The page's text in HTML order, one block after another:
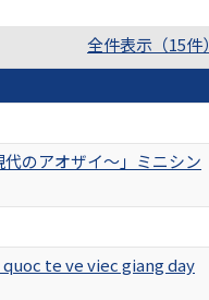
全件表示（15件）
のアオザイ～」ミニシン
te ve viec giang day